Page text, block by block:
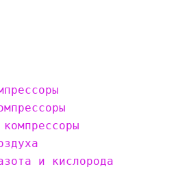
и кислорода